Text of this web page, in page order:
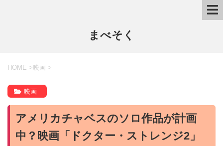
まべそく
HOME > 映画 >
映画
アメリカチャベスのソロ作品が計画
中？映画「ドクター・ストレンジ2」